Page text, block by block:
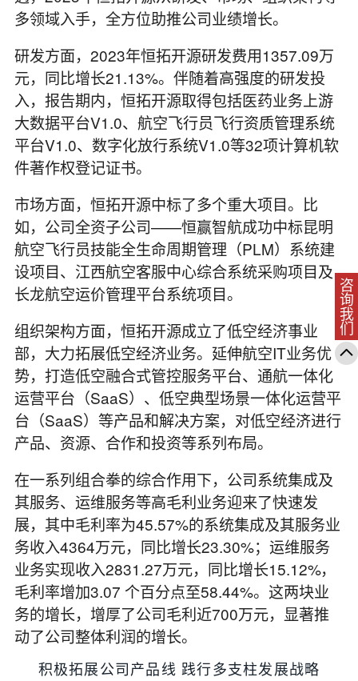
多领域入手，全方位助推公司业绩增长。
研发方面，2023年恒拓开源研发费用1357.09万
元，同比增长21.13%。伴随着高强度的研发投
入，报告期内，恒拓开源取得包括医药业务上游
大数据平台V1.0、航空飞行员飞行资质管理系统
平台V1.0、数字化放行系统V1.0等32项计算机软
件著作权登记证书。
市场方面，恒拓开源中标了多个重大项目。比
如，公司全资子公司——恒赢智航成功中标昆明
航空飞行员技能全生命周期管理（PLM）系统建
设项目、江西航空客服中心综合系统采购项目及
长龙航空运价管理平台系统项目。
组织架构方面，恒拓开源成立了低空经济事业
部，大力拓展低空经济业务。延伸航空IT业务优
势，打造低空融合式管控服务平台、通航一体化
运营平台（SaaS）、低空典型场景一体化运营平
台（SaaS）等产品和解决方案，对低空经济进行
产品、资源、合作和投资等系列布局。
在一系列组合拳的综合作用下，公司系统集成及
其服务、运维服务等高毛利业务迎来了快速发
展，其中毛利率为45.57%的系统集成及其服务业
务收入4364万元，同比增长23.30%；运维服务
业务实现收入2831.27万元，同比增长15.12%，
毛利率增加3.07 个百分点至58.44%。这两块业
务的增长，增厚了公司毛利近700万元，显著推
动了公司整体利润的增长。
积极拓展公司产品线 践行多支柱发展战略
咨询我们